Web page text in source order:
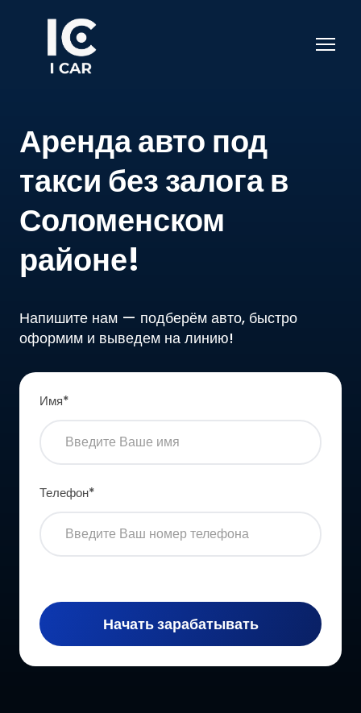
Аренда авто под
такси без залога в
Соломенском
районе!
Напишите нам — подберём авто, быстро
оформим и выведем на линию!
Имя*
Телефон*
Начать зарабатывать